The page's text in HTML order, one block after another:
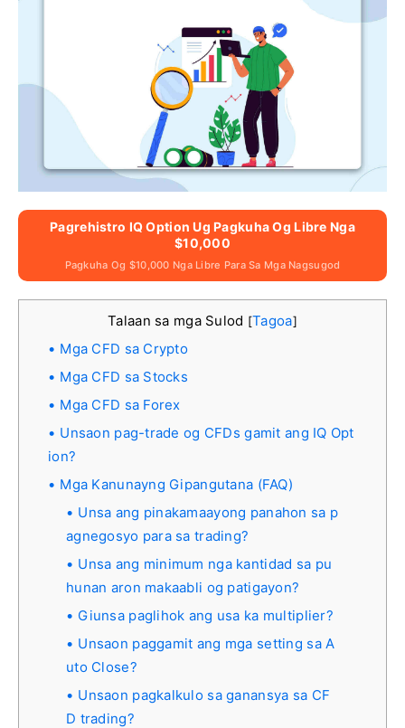
Pagrehistro IQ Option Ug Pagkuha Og Libre Nga
$10,000
Pagkuha Og $10,000 Nga Libre Para Sa Mga Nagsugod
Talaan sa mga Sulod [Tagoa]
Mga CFD sa Crypto
Mga CFD sa Stocks
Mga CFD sa Forex
Unsaon pag-trade og CFDs gamit ang IQ Opt
ion?
Mga Kanunayng Gipangutana (FAQ)
Unsa ang pinakamaayong panahon sa p
agnegosyo para sa trading?
Unsa ang minimum nga kantidad sa pu
hunan aron makaabli og patigayon?
Giunsa paglihok ang usa ka multiplier?
Unsaon paggamit ang mga setting sa A
uto Close?
Unsaon pagkalkulo sa ganansya sa СF
D trading?